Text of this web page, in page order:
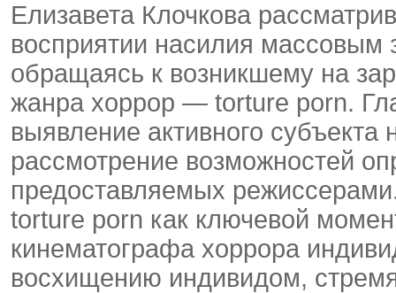
Елизавета Клочкова
восприятии насилия
обращаясь к возникшему на
жанра хоррор — torture porn.
выявление активного
рассмотрение возможнос­тей
предоставляемых
torture porn как ключевой
кинематографа хоррора
восхищению индивидом,